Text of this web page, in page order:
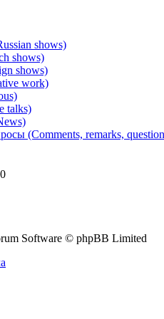
shows)
shows)
shows)
work)
talks)
(Comments, remarks,
Software © phpBB Limited